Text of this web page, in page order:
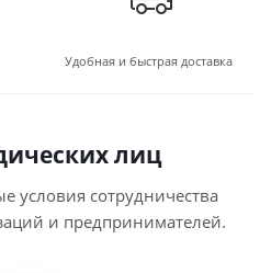
Удобная и быстрая доставка
лиц
условия сотрудничества
и предпринимателей.